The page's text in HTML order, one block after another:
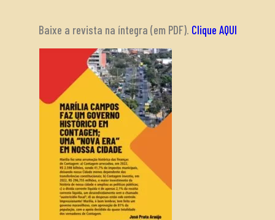
Baixe a revista na íntegra (em PDF). Clique AQUI